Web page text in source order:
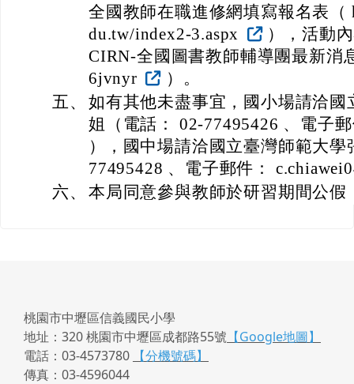
全國教師在職進修網填寫報名表（
du.tw/index2-3.aspx
），活動
CIRN-全國圖書教師輔導團最新消
6jvnyr
）。
五、 如有其他未盡事宜，國小場請洽
姐（電話： 02-77495426 、電子
），國中場請洽國立臺灣師範大
77495428 、電子郵件：
六、 本局同意參與教師於研習期間公假
桃園市中壢區信義國民小學
地址：320 桃園市中壢區成都路55號 【Google地圖】
電話：03-4573780
【分機號碼】
傳真：03-4596044